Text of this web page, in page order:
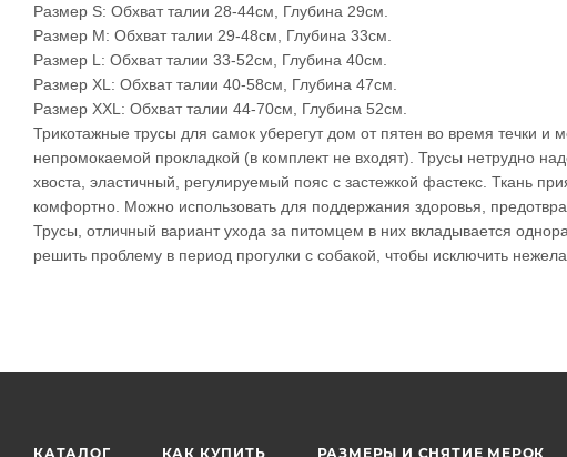
Размер S: Обхват талии 28-44см, Глубина 29см.
Размер M: Обхват талии 29-48см, Глубина 33см.
Размер L: Обхват талии 33-52см, Глубина 40см.
Размер XL: Обхват талии 40-58см, Глубина 47см.
Размер XXL: Обхват талии 44-70см, Глубина 52см.
Трикотажные трусы для самок уберегут дом от пятен во время течки
непромокаемой прокладкой (в комплект не входят). Трусы нетрудно
хвоста, эластичный, регулируемый пояс с застежкой фастекс. Ткань
комфортно. Можно использовать для поддержания здоровья,
Трусы, отличный вариант ухода за питомцем в них вкладывается
решить проблему в период прогулки с собакой, чтобы исключить
КАТАЛОГ КАК КУПИТЬ РАЗМЕРЫ И СНЯТИЕ МЕРОК